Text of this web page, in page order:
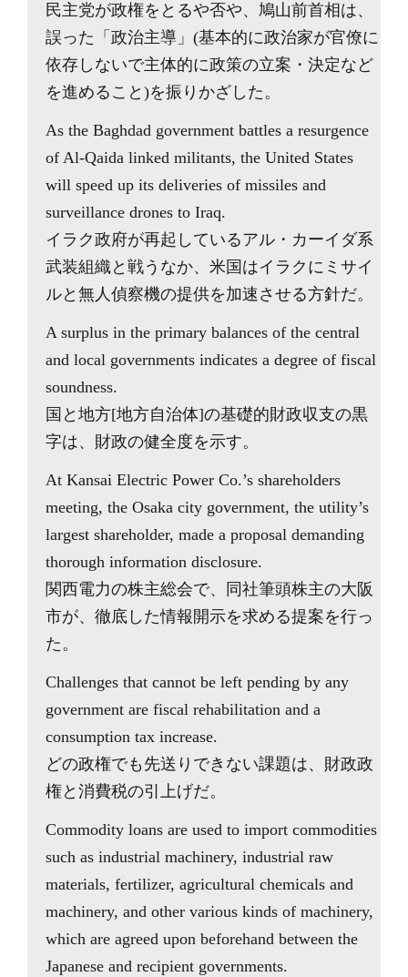
民主党が政権をとるや否や、鳩山前首相は、
誤った「政治主導」(基本的に政治家が官僚に
依存しないで主体的に政策の立案・決定など
を進めること)を振りかざした。
As the Baghdad government battles a resurgence
of Al-Qaida linked militants, the United States
will speed up its deliveries of missiles and
surveillance drones to Iraq.
イラク政府が再起しているアル・カーイダ系
武装組織と戦うなか、米国はイラクにミサイ
ルと無人偵察機の提供を加速させる方針だ。
A surplus in the primary balances of the central
and local governments indicates a degree of fiscal
soundness.
国と地方[地方自治体]の基礎的財政収支の黒
字は、財政の健全度を示す。
At Kansai Electric Power Co.’s shareholders
meeting, the Osaka city government, the utility’s
largest shareholder, made a proposal demanding
thorough information disclosure.
関西電力の株主総会で、同社筆頭株主の大阪
市が、徹底した情報開示を求める提案を行っ
た。
Challenges that cannot be left pending by any
government are fiscal rehabilitation and a
consumption tax increase.
どの政権でも先送りできない課題は、財政政
権と消費税の引上げだ。
Commodity loans are used to import commodities
such as industrial machinery, industrial raw
materials, fertilizer, agricultural chemicals and
machinery, and other various kinds of machinery,
which are agreed upon beforehand between the
Japanese and recipient governments.